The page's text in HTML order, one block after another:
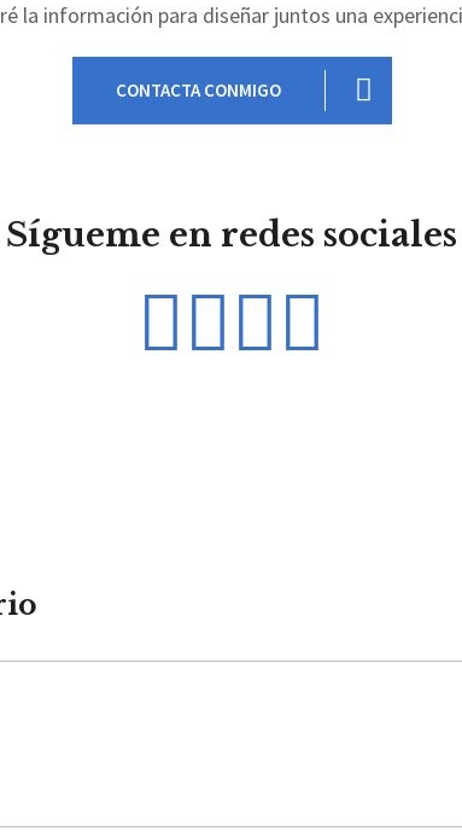
la información para diseñar juntos una
CONTACTA CONMIGO
Sígueme en redes sociales